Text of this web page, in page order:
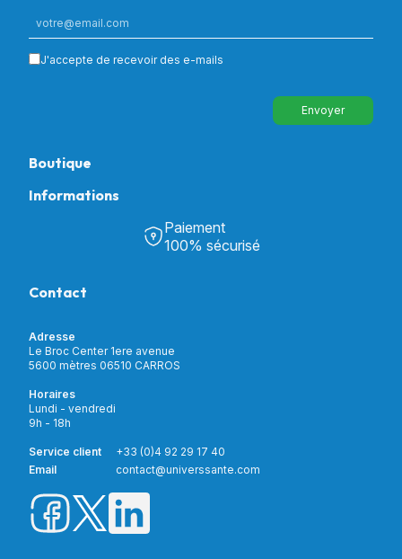
J'accepte de recevoir des e-mails
Envoyer
Boutique
Puériculture
Incontinence
Soins & Diagnostic
Aide à la mobilité
Matériel de location
Nouveautés
Promotions
Prix barrés
Informations
Découvrir Univers Santé
Notre catalogue
Mon compte
Livraison et paiement
Paiement
100% sécurisé
Contact
Adresse
Le Broc Center 1ere avenue
5600 mètres 06510 CARROS
Horaires
Lundi - vendredi
9h - 18h
Service client
+33 (0)4 92 29 17 40
Email
contact@universsante.com